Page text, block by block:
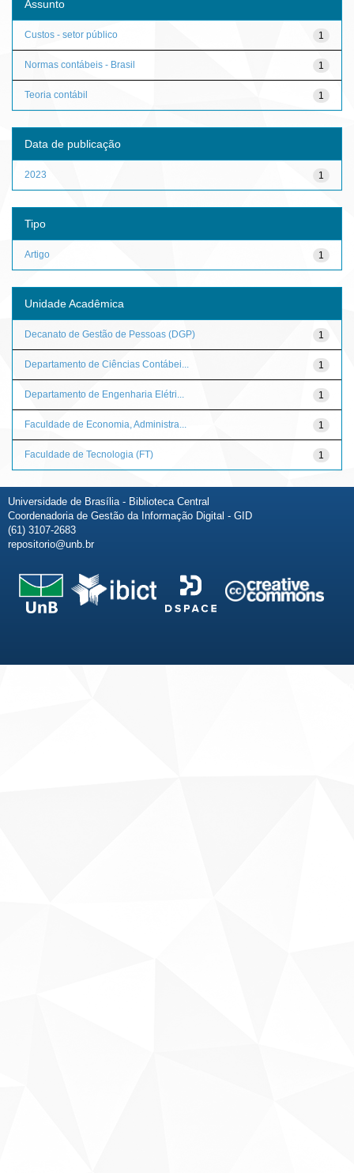
Assunto
1
Custos - setor público
1
Normas contábeis - Brasil
1
Teoria contábil
Data de publicação
1
2023
Tipo
1
Artigo
Unidade Acadêmica
1
Decanato de Gestão de Pessoas (DGP)
1
Departamento de Ciências Contábei...
1
Departamento de Engenharia Elétri...
1
Faculdade de Economia, Administra...
1
Faculdade de Tecnologia (FT)
Universidade de Brasília - Biblioteca Central
Coordenadoria de Gestão da Informação Digital - GID
(61) 3107-2683
repositorio@unb.br